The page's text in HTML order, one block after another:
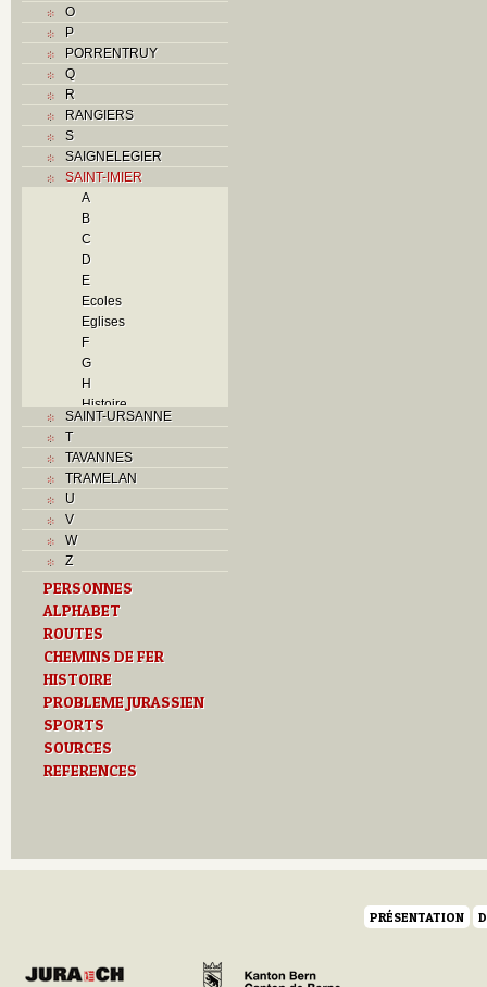
O
P
PORRENTRUY
Q
R
RANGIERS
S
SAIGNELEGIER
SAINT-IMIER
A
B
C
D
E
Ecoles
Eglises
F
G
H
Histoire
I
J
K
P
Problème jurassien
Q
R
S
T
Textes
U
Z
SAINT-URSANNE
T
TAVANNES
TRAMELAN
U
V
W
Z
PERSONNES
ALPHABET
ROUTES
CHEMINS DE FER
HISTOIRE
PROBLEME JURASSIEN
SPORTS
SOURCES
REFERENCES
PRÉSENTATION